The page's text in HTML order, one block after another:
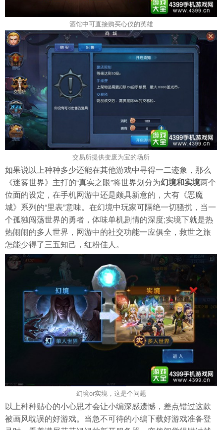
酒馆中可直接购买心仪的英雄
交易所提供变废为宝的场所
如果说以上种种多少还能在其他游戏中寻得一二迹象，那么
《迷雾世界》主打的“真实之眼”将世界划分为幻境和实境两个
位面的设定，在手机网游中还是颇具新意的，大有《恶魔
城》系列的“里表”意味。在幻境中玩家可隔绝一切骚扰，当一
个孤独闯荡世界的勇者，体味单机剧情的深度;实境下就是热
热闹闹的多人世界，网游中的社交功能一应俱全，救世之旅
怎能少得了三五知己，红粉佳人。
幻境or实境，这是个问题
以上种种贴心的小心思才会让小编深感遗憾，差点错过这款
被画风耽误的好游戏。当急不可待的小编下载好游戏准备登